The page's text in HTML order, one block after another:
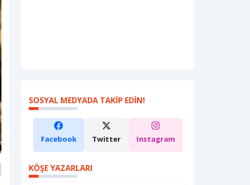
SOSYAL MEDYADA TAKIP EDIN!
Facebook Twitter Instagram
KÖŞE YAZARLARI